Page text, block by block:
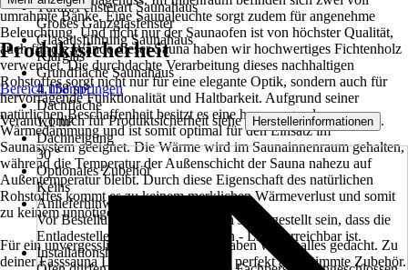
Türart/Fensterart Saunahaus
Großes Ganzglasfenster
Glasausführung Saunahaus
Klarglas
Grundfläche Saunahaus
4,158 m²
Dachfläche
1,1 m²
Dachneigung
30 °
Optionales Zubehör
Keins
Anlieferhinweis
Vor Bestellung muss vom Kunden sichergestellt sein, dass die
Entladestelle mit einem 40 Tonnen - LKW erreichbar ist.
Installationshinweis
umrahmte Bänke. Eine Saunaleuchte sorgt zudem für angenehme
Beleuchtung. Und nicht nur der Saunaofen ist von höchster Qualität,
auch für die Wände dieser Sauna haben wir hochwertiges Fichtenholz
verwendet. Die durchdachte Verarbeitung dieses nachhaltigen
Rohstoffes sorgt nicht nur für eine elegante Optik, sondern auch für
hervorragende Funktionalität und Haltbarkeit. Aufgrund seiner
natürlichen Beschaffenheit besitzt es eine hervorragende
Wärmedämmung und ist somit optimal für den Einsatz im
Saunasystem geeignet. Die Wärme wird im Saunainnenraum gehalten,
während die Temperatur der Außenschicht der Sauna nahezu auf
Außentemperatur bleibt. Durch diese Eigenschaft des natürlichen
Rohstoffes kommt es zu keinem merklichen Wärmeverlust und somit
zu keinem unnötigen Energieverlust.
Für ein unvergessliches Saunaerlebnis haben wir an alles gedacht. Zu
deiner Fasssauna LAHTI erhältst du das perfekt abgestimmte Zubehör.
Produktsicherheit
Bereich überspringen
Verantwortlich für Produktsicherheit siehe Herstellerinformationen .